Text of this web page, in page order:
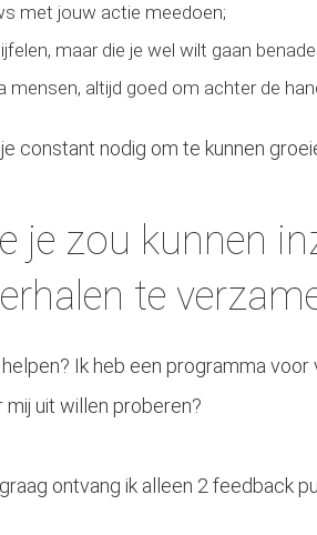
met jouw actie meedoen;
maar die je wel wilt gaan
mensen, altijd goed om achter de
constant nodig om te kunnen
je zou kunnen
te
Ik heb een programma
uit willen proberen?
ontvang ik alleen 2 feedback